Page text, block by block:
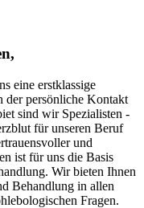
eine erstklassige
der persönliche Kontakt
sind wir Spezialisten -
für unseren Beruf
und
ist für uns die Basis
Wir bieten Ihnen
Behandlung in allen
Fragen.